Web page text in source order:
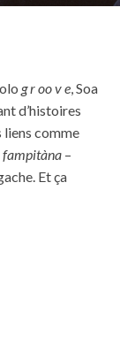
g r oo v e, Soa
d’histoires
comme
fampitàna –
Et ça